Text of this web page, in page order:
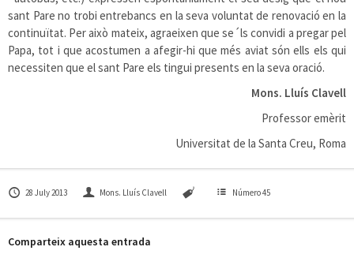
sant Pare no trobi entrebancs en la seva voluntat de renovació en la
continuïtat. Per això mateix, agraeixen que se´ls convidi a pregar pel
Papa, tot i que acostumen a afegir-hi que més aviat són ells els qui
necessiten que el sant Pare els tingui presents en la seva oració.
Mons. Lluís Clavell
Professor emèrit
Universitat de la Santa Creu, Roma
28 July 2013 Mons. Lluís Clavell Número 45
Comparteix aquesta entrada